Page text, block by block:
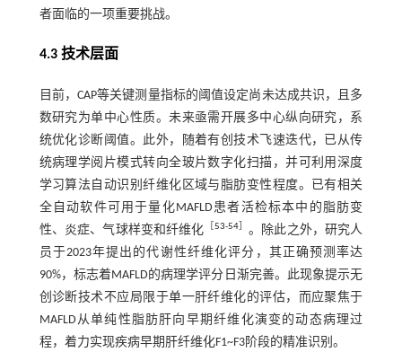
者面临的一项重要挑战。
4.3 技术层面
目前，CAP等关键测量指标的阈值设定尚未达成共识，且多
数研究为单中心性质。未来亟需开展多中心纵向研究，系
统优化诊断阈值。此外，随着有创技术飞速迭代，已从传
统病理学阅片模式转向全玻片数字化扫描，并可利用深度
学习算法自动识别纤维化区域与脂肪变性程度。已有相关
全自动软件可用于量化MAFLD患者活检标本中的脂肪变
性、炎症、气球样变和纤维化
53-54］ 。除此之外，研究人
员于2023年提出的代谢性纤维化评分，其正确预测率达
90%，标志着MAFLD的病理学评分日渐完善。此现象提示无
创诊断技术不应局限于单一肝纤维化的评估，而应聚焦于
MAFLD从单纯性脂肪肝向早期纤维化演变的动态病理过
程，着力实现疾病早期肝纤维化F1~F3阶段的精准识别。